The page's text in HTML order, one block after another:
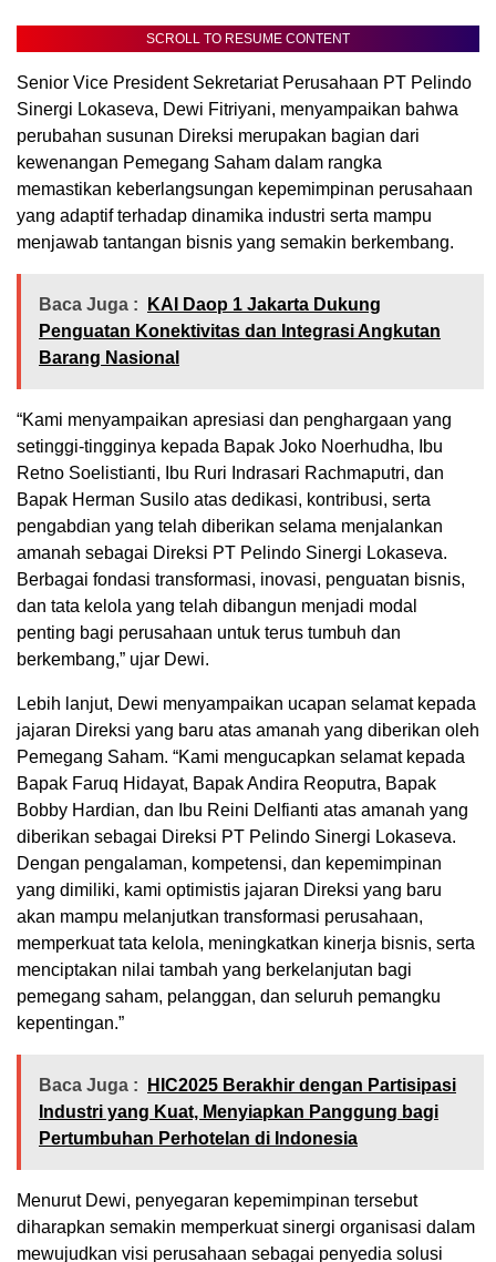
SCROLL TO RESUME CONTENT
Senior Vice President Sekretariat Perusahaan PT Pelindo
Sinergi Lokaseva, Dewi Fitriyani, menyampaikan bahwa
perubahan susunan Direksi merupakan bagian dari
kewenangan Pemegang Saham dalam rangka
memastikan keberlangsungan kepemimpinan perusahaan
yang adaptif terhadap dinamika industri serta mampu
menjawab tantangan bisnis yang semakin berkembang.
Baca Juga :
KAI Daop 1 Jakarta Dukung
Penguatan Konektivitas dan Integrasi Angkutan
Barang Nasional
“Kami menyampaikan apresiasi dan penghargaan yang
setinggi-tingginya kepada Bapak Joko Noerhudha, Ibu
Retno Soelistianti, Ibu Ruri Indrasari Rachmaputri, dan
Bapak Herman Susilo atas dedikasi, kontribusi, serta
pengabdian yang telah diberikan selama menjalankan
amanah sebagai Direksi PT Pelindo Sinergi Lokaseva.
Berbagai fondasi transformasi, inovasi, penguatan bisnis,
dan tata kelola yang telah dibangun menjadi modal
penting bagi perusahaan untuk terus tumbuh dan
berkembang,” ujar Dewi.
Lebih lanjut, Dewi menyampaikan ucapan selamat kepada
jajaran Direksi yang baru atas amanah yang diberikan oleh
Pemegang Saham. “Kami mengucapkan selamat kepada
Bapak Faruq Hidayat, Bapak Andira Reoputra, Bapak
Bobby Hardian, dan Ibu Reini Delfianti atas amanah yang
diberikan sebagai Direksi PT Pelindo Sinergi Lokaseva.
Dengan pengalaman, kompetensi, dan kepemimpinan
yang dimiliki, kami optimistis jajaran Direksi yang baru
akan mampu melanjutkan transformasi perusahaan,
memperkuat tata kelola, meningkatkan kinerja bisnis, serta
menciptakan nilai tambah yang berkelanjutan bagi
pemegang saham, pelanggan, dan seluruh pemangku
kepentingan.”
Baca Juga :
HIC2025 Berakhir dengan Partisipasi
Industri yang Kuat, Menyiapkan Panggung bagi
Pertumbuhan Perhotelan di Indonesia
Menurut Dewi, penyegaran kepemimpinan tersebut
diharapkan semakin memperkuat sinergi organisasi dalam
mewujudkan visi perusahaan sebagai penyedia solusi